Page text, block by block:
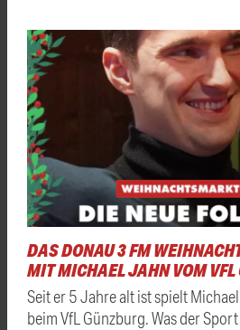
DAS DONAU 3 FM
MIT MICHAEL JAHN VOM VFL
Seit er 5 Jahre alt ist spielt
beim VfL Günzburg. Was der